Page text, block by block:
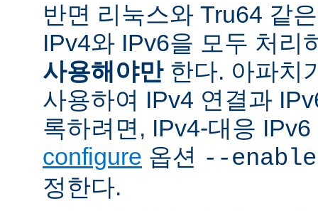
반면 리눅스와 Tru64 같
IPv4와 IPv6을 모두 처리
사용해야만한다. 아파치
사용하여 IPv4 연결과
록하려면, IPv4-대응
configure 옵션 --
정한다.